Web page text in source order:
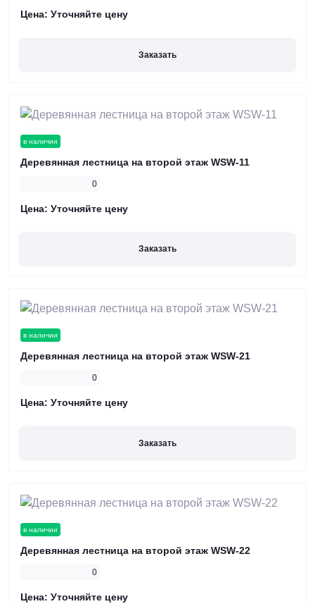
Цена: Уточняйте цену
Заказать
в наличии
Деревянная лестница на второй этаж WSW-11
0
Цена: Уточняйте цену
Заказать
в наличии
Деревянная лестница на второй этаж WSW-21
0
Цена: Уточняйте цену
Заказать
в наличии
Деревянная лестница на второй этаж WSW-22
0
Цена: Уточняйте цену